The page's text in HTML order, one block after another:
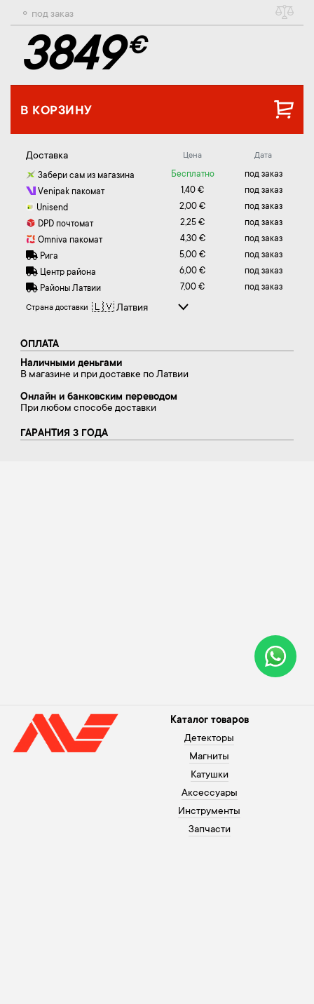
⚬ под заказ
3849€
В КОРЗИНУ
Доставка Цена Дата
Забери сам из магазина Бесплатно
под заказ
Venipak пакомат
1,40 €
под заказ
Unisend
2,00 €
под заказ
DPD почтомат
2,25 €
под заказ
Omniva пакомат
4,30 €
под заказ
Рига
5,00 €
под заказ
Центр района
6,00 €
под заказ
Районы Латвии
7,00 € под заказ
Страна доставки
ОПЛАТА
Наличными деньгами
В магазине и при доставке по Латвии
Онлайн и банковским переводом
При любом способе доставки
ГАРАНТИЯ 3 ГОДА
Каталог товаров
Детекторы
Магниты
Катушки
Аксессуары
Инструменты
Запчасти